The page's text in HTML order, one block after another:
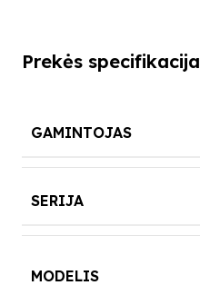
Prekės specifikacija
GAMINTOJAS
SERIJA
MODELIS